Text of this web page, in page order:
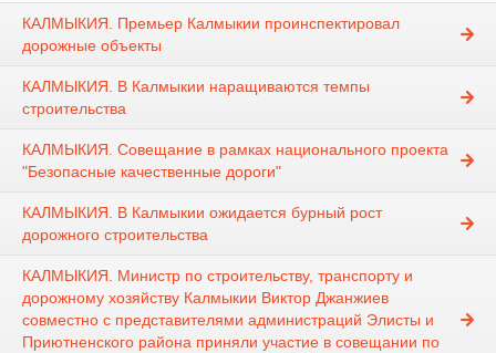
КАЛМЫКИЯ. Премьер Калмыкии проинспектировал
дорожные объекты
КАЛМЫКИЯ. В Калмыкии наращиваются темпы
строительства
КАЛМЫКИЯ. Совещание в рамках национального проекта
"Безопасные качественные дороги"
КАЛМЫКИЯ. В Калмыкии ожидается бурный рост
дорожного строительства
КАЛМЫКИЯ. Министр по строительству, транспорту и
дорожному хозяйству Калмыкии Виктор Джанжиев
совместно с представителями администраций Элисты и
Приютненского района приняли участие в совещании по